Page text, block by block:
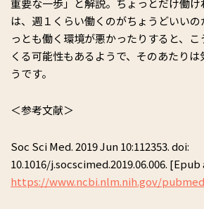
は、週１くらい働くのがちょうどいい
っとも働く環境が悪かったりすると、
くる可能性もあるようで、そのあたり
うです。
＜参考文献＞
Soc Sci Med. 2019 Jun 10:112353. doi:
10.1016/j.socscimed.2019.06.006.
https://www.ncbi.nlm.nih.gov/